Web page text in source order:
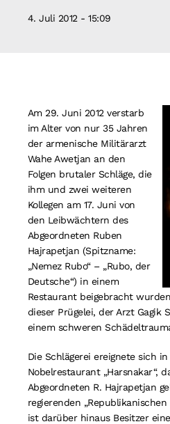
4. Juli 2012 - 15:09
Am 29. Juni 2012 verstarb
im Alter von nur 35 Jahren
der armenische Militärarzt
Wahe Awetjan an den
Folgen brutaler Schläge, die
ihm und zwei weiteren
Kollegen am 17. Juni von
den Leibwächtern des
Abgeordneten Ruben
Hajrapetjan (Spitzname:
„Nemez Rubo“ – „Rubo, der
Deutsche“) in einem
Restaurant beigebracht
dieser Prügelei, der Arzt Gagik
einem schweren
Die Schlägerei ereignete sich
Nobelrestaurant „Harsnakar“,
Abgeordneten R. Hajrapetjan
regierenden
ist darüber hinaus Besitzer